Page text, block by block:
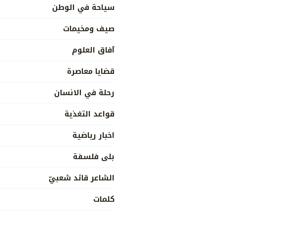
سياحة في الوطن
صيف ومخيمات
آفاق العلوم
قضايا معاصرة
رحلة في الانسان
قواعد التغذية
اخبار رياضية
بلى فلسفة
الشاعر قائد شعبيّ
كلمات